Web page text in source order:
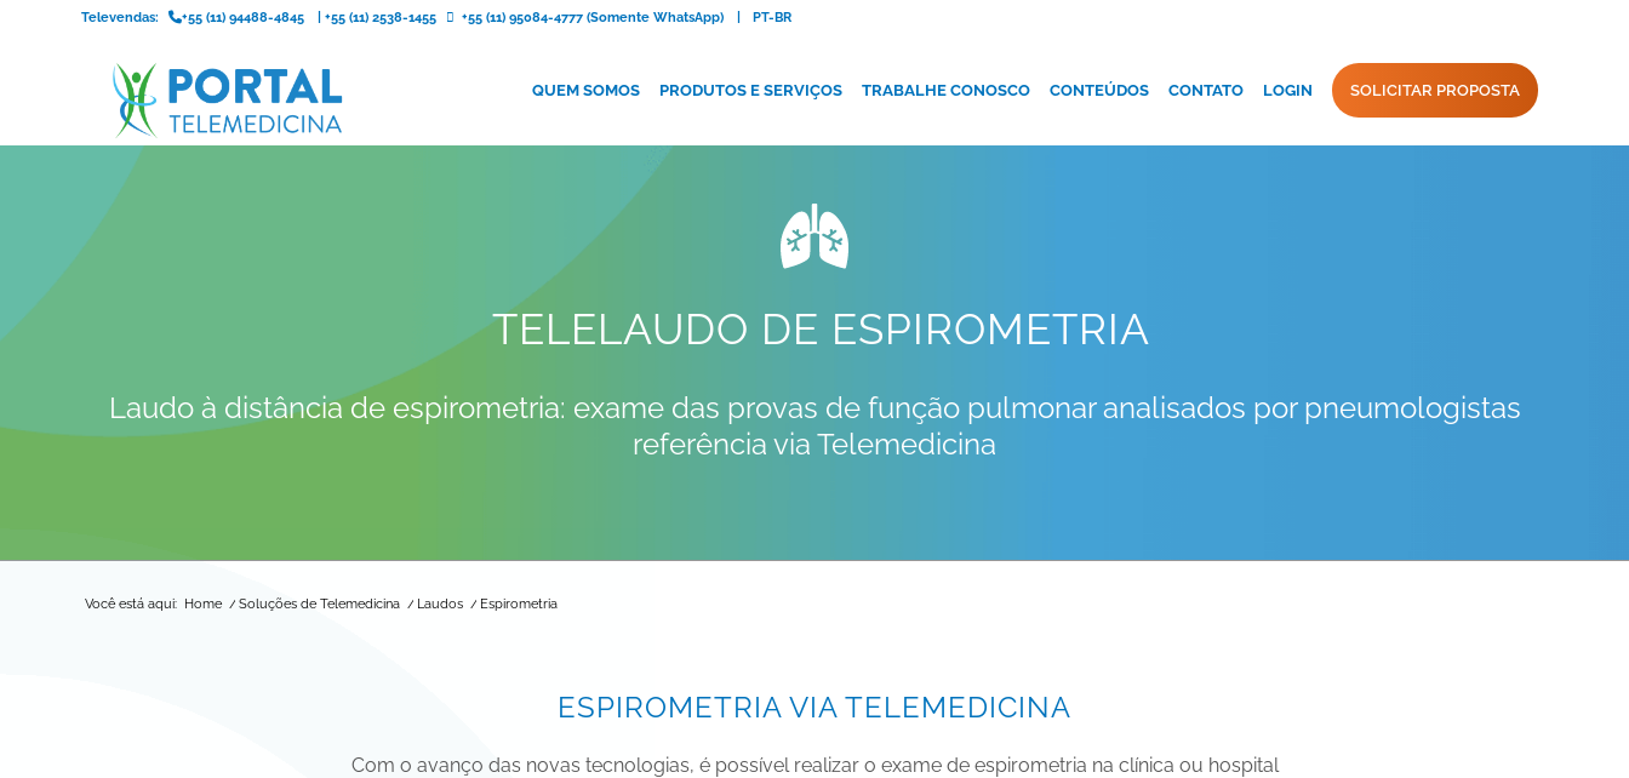
PT-BR
Televendas: +55 (11) 94488-4845 +55 (11) 2538-1455 +55 (11) 95084-4777 (Somente WhatsApp)
QUEM SOMOS PRODUTOS E SERVIÇOS TRABALHE CONOSCO CONTEÚDOS CONTATO SOLICITAR PROPOSTA
LOGIN
TELELAUDO DE ESPIROMETRIA
Laudo à distância de espirometria: exame das provas de função pulmonar analisados por pneumologistas
referência via Telemedicina
Você está aqui: Home / Soluções de Telemedicina / Laudos / Espirometria
ESPIROMETRIA VIA TELEMEDICINA
Com o avanço das novas tecnologias, é possível realizar o exame de espirometria na clínica ou hospital